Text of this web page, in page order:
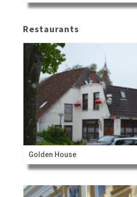
Restaurants
Golden House